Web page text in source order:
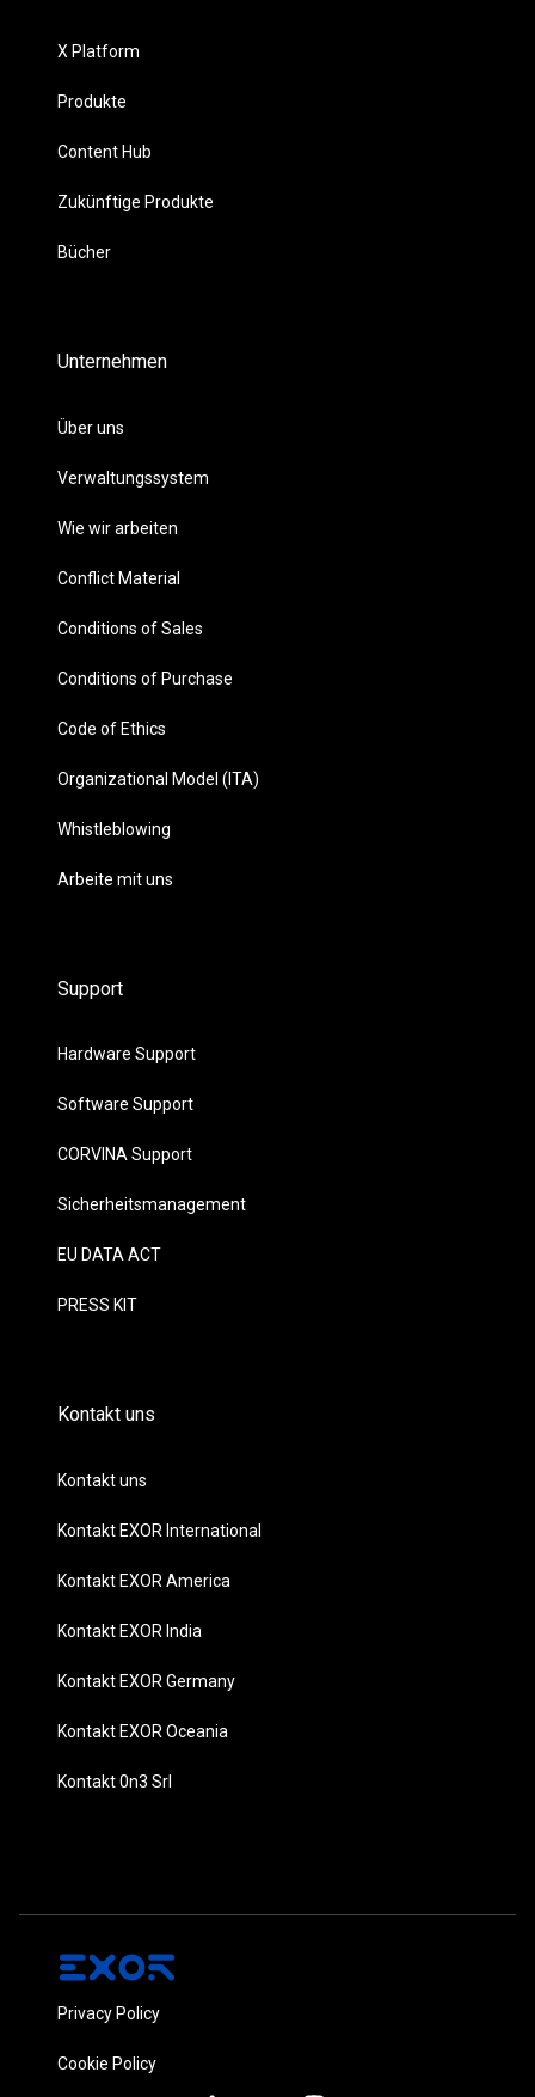
X Platform
Produkte
Content Hub
Zukünftige Produkte
Bücher
Unternehmen
Über uns
Verwaltungssystem
Wie wir arbeiten
Conflict Material
Conditions of Sales
Conditions of Purchase
Code of Ethics
Organizational Model (ITA)
Whistleblowing
Arbeite mit uns
Support
Hardware Support
Software Support
CORVINA Support
Sicherheitsmanagement
EU DATA ACT
PRESS KIT
Kontakt uns
Kontakt uns
Kontakt EXOR International
Kontakt EXOR America
Kontakt EXOR India
Kontakt EXOR Germany
Kontakt EXOR Oceania
Kontakt 0n3 Srl
Privacy Policy
Cookie Policy